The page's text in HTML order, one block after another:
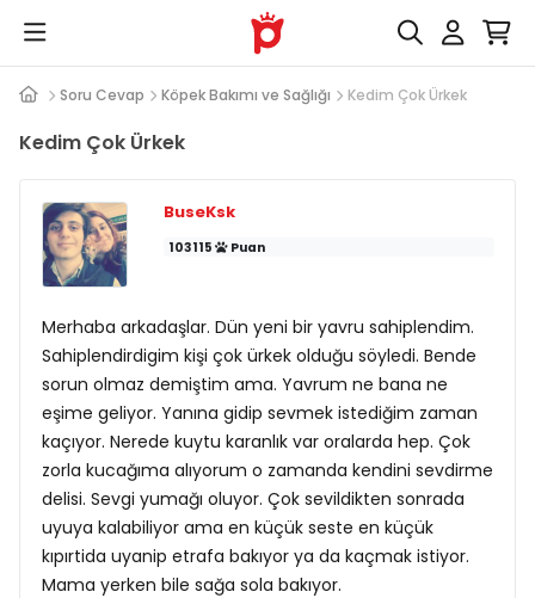
Soru Cevap Köpek Bakımı ve Sağlığı Kedim Çok Ürkek
Kedim Çok Ürkek
BuseKsk
103115 Puan
Merhaba arkadaşlar. Dün yeni bir yavru sahiplendim.
Sahiplendirdigim kişi çok ürkek olduğu söyledi. Bende
sorun olmaz demiştim ama. Yavrum ne bana ne
eşime geliyor. Yanına gidip sevmek istediğim zaman
kaçıyor. Nerede kuytu karanlık var oralarda hep. Çok
zorla kucağıma alıyorum o zamanda kendini sevdirme
delisi. Sevgi yumağı oluyor. Çok sevildikten sonrada
uyuya kalabiliyor ama en küçük seste en küçük
kıpırtida uyanip etrafa bakıyor ya da kaçmak istiyor.
Mama yerken bile sağa sola bakıyor.